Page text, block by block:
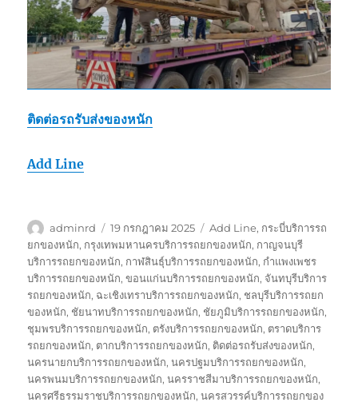
ติดต่อรถรับส่งของหนัก
Add Line
ผู้
เขียน
adminrd
เขียน
เมื่อ
19 กรกฎาคม 2025
ป้าย
กำกับ
Add Line, กระบี่บริการรถ
ยกของหนัก, กรุงเทพมหานครบริการรถยกของหนัก, กาญจนบุรี
บริการรถยกของหนัก, กาฬสินธุ์บริการรถยกของหนัก, กำแพงเพชร
บริการรถยกของหนัก,ขอนแก่นบริการรถยกของหนัก, จันทบุรีบริการ
รถยกของหนัก, ฉะเชิงเทราบริการรถยกของหนัก, ชลบุรีบริการรถยก
ของหนัก, ชัยนาทบริการรถยกของหนัก, ชัยภูมิบริการรถยกของหนัก,
ชุมพรบริการรถยกของหนัก, ตรังบริการรถยกของหนัก, ตราดบริการ
รถยกของหนัก, ตากบริการรถยกของหนัก, ติดต่อรถรับส่งของหนัก,
นครนายกบริการรถยกของหนัก,นครปฐมบริการรถยกของหนัก,
นครพนมบริการรถยกของหนัก,นครราชสีมาบริการรถยกของหนัก,
นครศรีธรรมราชบริการรถยกของหนัก,นครสวรรค์บริการรถยกของ